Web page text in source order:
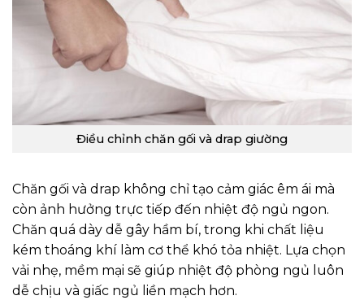
Điều chỉnh chăn gối và drap giường
Chăn gối và drap không chỉ tạo cảm giác êm ái mà
còn ảnh hưởng trực tiếp đến nhiệt độ ngủ ngon.
Chăn quá dày dễ gây hầm bí, trong khi chất liệu
kém thoáng khí làm cơ thể khó tỏa nhiệt. Lựa chọn
vải nhẹ, mềm mại sẽ giúp nhiệt độ phòng ngủ luôn
dễ chịu và giấc ngủ liền mạch hơn.